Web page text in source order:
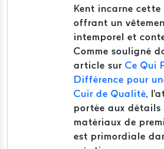
Kent incarne cette
offrant un
intemporel et
Comme souligné
article sur Ce Qui
Différence pour
Cuir de Qualité,
portée aux détails
matériaux de
est primordiale